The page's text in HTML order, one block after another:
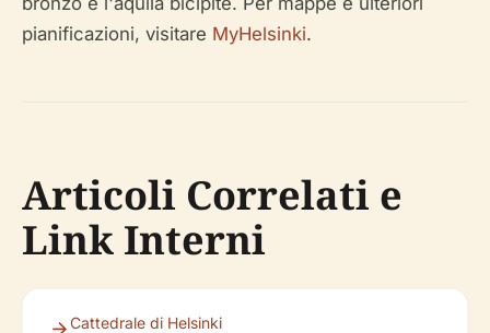
pianificazioni, visitare MyHelsinki.
Articoli Correlati e
Link Interni
Cattedrale di Helsinki